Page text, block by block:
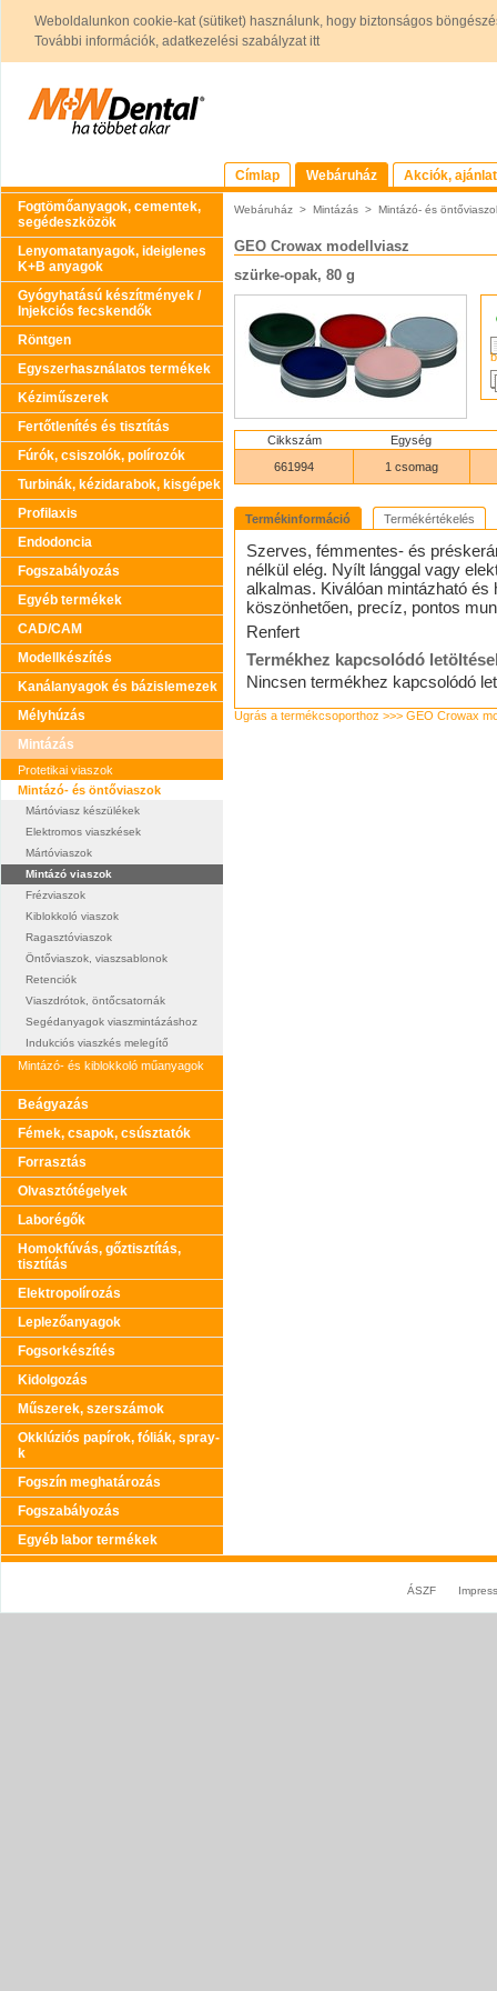
Weboldalunkon cookie-kat (sütiket) használunk, hogy biztonságos
További információk, adatkezelési szabályzat itt
Címlap Webáruház
Akciók,
Fogtömőanyagok, cementek,
segédeszközök
Lenyomatanyagok, ideiglenes
K+B anyagok
Gyógyhatású készítmények /
Injekciós fecskendők
Röntgen
Egyszerhasználatos termékek
Kéziműszerek
Fertőtlenítés és tisztítás
Fúrók, csiszolók, polírozók
Turbinák, kézidarabok, kisgépek
Profilaxis
Endodoncia
Fogszabályozás
Egyéb termékek
CAD/CAM
Modellkészítés
Kanálanyagok és bázislemezek
Mélyhúzás
Mintázás
Protetikai viaszok
Mintázó- és öntőviaszok
Mártóviasz készülékek
Elektromos viaszkések
Mártóviaszok
Mintázó viaszok
Frézviaszok
Kiblokkoló viaszok
Ragasztóviaszok
Öntőviaszok, viaszsablonok
Retenciók
Viaszdrótok, öntőcsatornák
Segédanyagok viaszmintázáshoz
Indukciós viaszkés melegítő
Mintázó- és kiblokkoló műanyagok
Beágyazás
Fémek, csapok, csúsztatók
Forrasztás
Olvasztótégelyek
Laborégők
Homokfúvás, gőztisztítás,
tisztítás
Elektropolírozás
Leplezőanyagok
Fogsorkészítés
Kidolgozás
Műszerek, szerszámok
Okklúziós papírok, fóliák, spray-
k
Fogszín meghatározás
Fogszabályozás
Egyéb labor termékek
Webáruház > Mintázás > Mintázó- és
GEO Crowax modellviasz
szürke-opak, 80 g
Cikkszám
Egység
661994
1 csomag
Termékinformáció Termékértékelés
Szerves, fémmentes- és
nélkül elég. Nyílt lánggal vagy
alkalmas. Kiválóan mintázható
köszönhetően, precíz, pontos
Renfert
Termékhez kapcsolódó
Nincsen termékhez kapcsolódó
Ugrás a termékcsoporthoz >>> GEO Crowax
ÁSZF